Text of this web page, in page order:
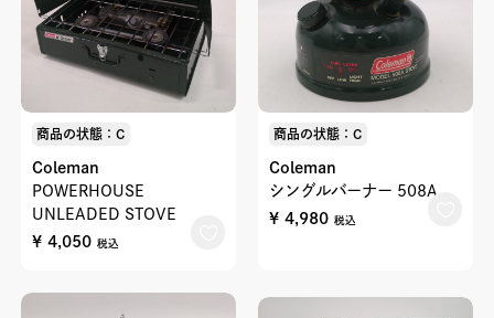
商品の状態：C
Coleman
POWERHOUSE
UNLEADED STOVE
¥ 4,050 税込
商品の状態：C
Coleman
シングルバーナー 508A
¥ 4,980 税込